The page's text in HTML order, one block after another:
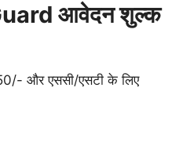
आवेदन शुल्क
और एससी/एसटी के लिए